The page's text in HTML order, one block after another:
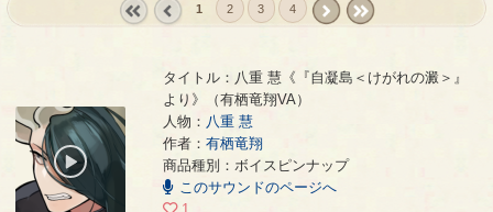
1 2 3 4
八重 慧《『自凝島＜けがれの澱＞』より》（有栖竜翔VA）
00:00
00:07
タイトル：八重 慧《『自凝島＜けがれの澱＞』
より》（有栖竜翔VA）
人物： 八重 慧
作者： 有栖竜翔
商品種別：ボイスピンナップ
このサウンドのページへ